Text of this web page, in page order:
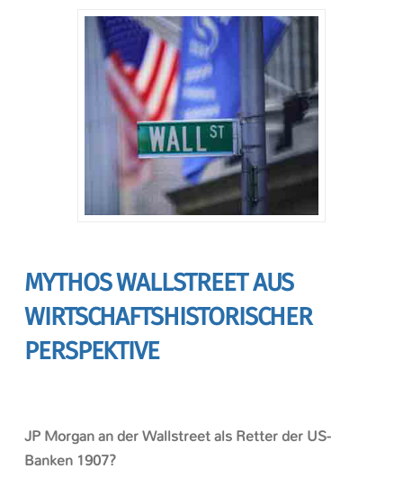
MYTHOS WALLSTREETAUS
WIRTSCHAFTSHISTORISCHER
PERSPEKTIVE
JP Morgan an der Wallstreet als Retter der US-
Banken 1907?